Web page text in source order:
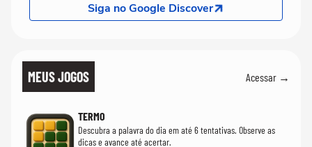
Siga no Google Discover
MEUS JOGOS Acessar →
TERMO
Descubra a palavra do dia em até 6 tentativas. Observe as
dicas e avance até acertar.